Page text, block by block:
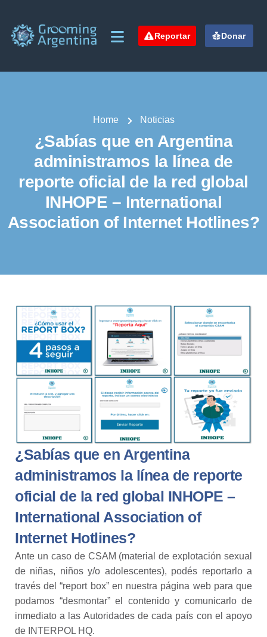
Reportar Donar
Home Noticias
¿Sabías que en Argentina
administramos la línea de
reporte oficial de la red global
INHOPE – International
Association of Internet Hotlines?
¿Sabías que en Argentina
administramos la línea de reporte
oficial de la red global INHOPE –
International Association of
Internet Hotlines?
Ante un caso de CSAM (material de explotación sexual
de niñas, niños y/o adolescentes), podés reportarlo a
través del “report box” en nuestra página web para que
podamos “desmontar” el contenido y comunicarlo de
inmediato a las Autoridades de cada país con el apoyo
de INTERPOL HQ.